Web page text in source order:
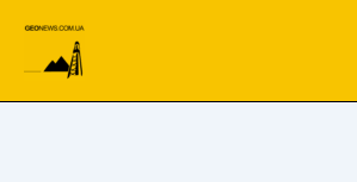
вмісту